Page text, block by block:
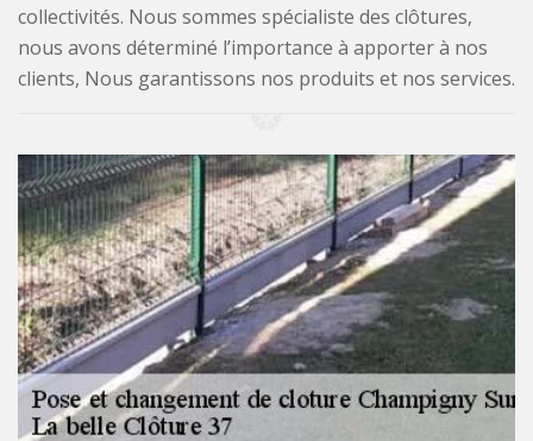
collectivités. Nous sommes spécialiste des clôtures,
nous avons déterminé l’importance à apporter à nos
clients, Nous garantissons nos produits et nos services.